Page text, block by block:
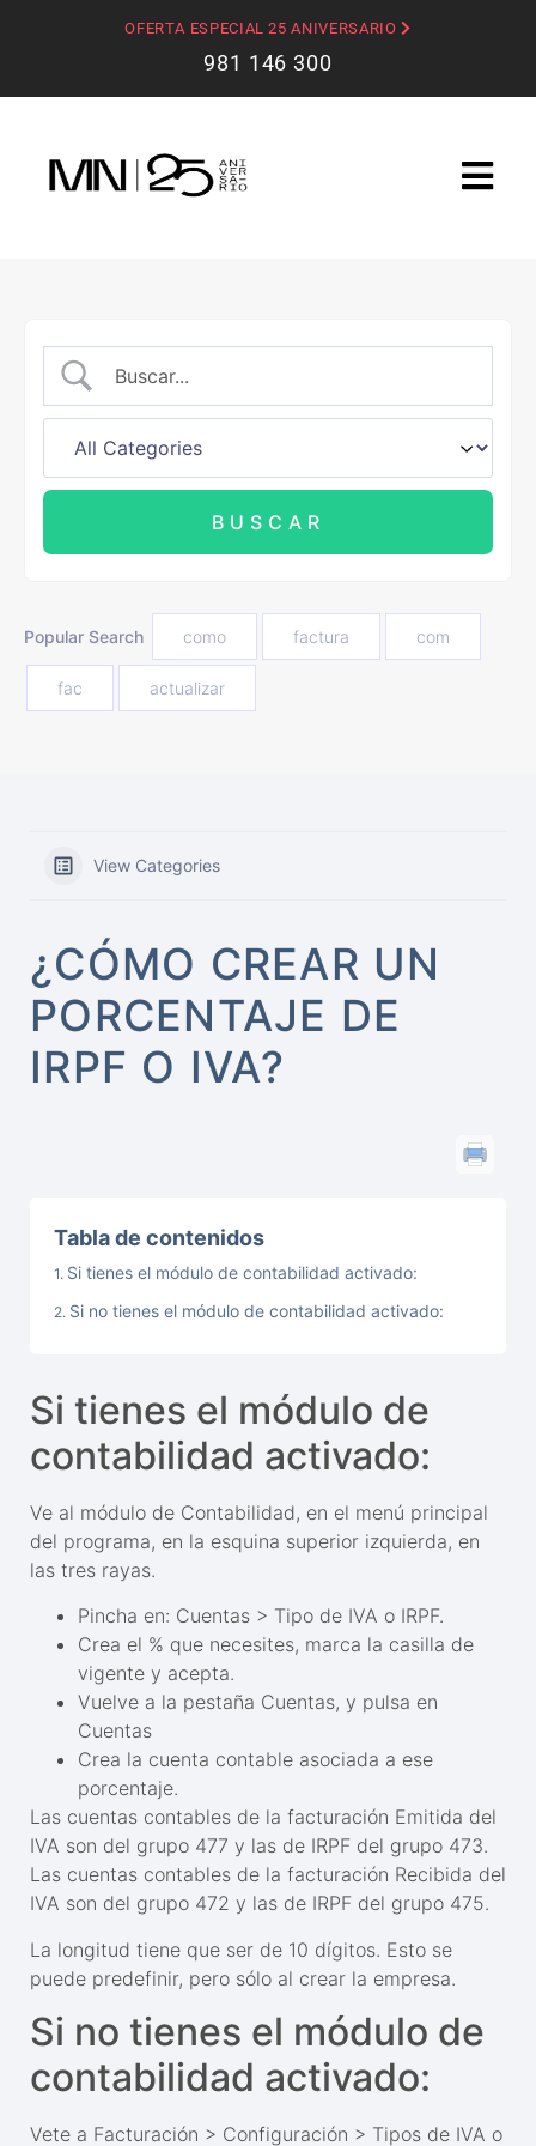
OFERTA ESPECIAL 25 ANIVERSARIO
981 146 300
Popular Search como factura com
fac actualizar
View Categories
¿CÓMO CREAR UN
PORCENTAJE DE
IRPF O IVA?
Tabla de contenidos
Si tienes el módulo de contabilidad activado:
Si no tienes el módulo de contabilidad activado:
Si tienes el módulo de
contabilidad activado:
Ve al módulo de Contabilidad, en el menú principal
del programa, en la esquina superior izquierda, en
las tres rayas.
Pincha en: Cuentas > Tipo de IVA o IRPF.
Crea el % que necesites, marca la casilla de
vigente y acepta.
Vuelve a la pestaña Cuentas, y pulsa en
Cuentas
Crea la cuenta contable asociada a ese
porcentaje.
Las cuentas contables de la facturación Emitida del
IVA son del grupo 477 y las de IRPF del grupo 473.
Las cuentas contables de la facturación Recibida del
IVA son del grupo 472 y las de IRPF del grupo 475.
La longitud tiene que ser de 10 dígitos. Esto se
puede predefinir, pero sólo al crear la empresa.
Si no tienes el módulo de
contabilidad activado:
Vete a Facturación > Configuración > Tipos de IVA o